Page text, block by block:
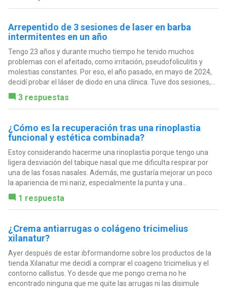
Arrepentido de 3 sesiones de laser en barba
intermitentes en un año
Tengo 23 años y durante mucho tiempo he tenido muchos
problemas con el afeitado, como irritación, pseudofoliculitis y
molestias constantes. Por eso, el año pasado, en mayo de 2024,
decidí probar el láser de diodo en una clínica. Tuve dos sesiones,...
3 respuestas
¿Cómo es la recuperación tras una rinoplastia
funcional y estética combinada?
Estoy considerando hacerme una rinoplastia porque tengo una
ligera desviación del tabique nasal que me dificulta respirar por
una de las fosas nasales. Además, me gustaría mejorar un poco
la apariencia de mi nariz, especialmente la punta y una...
1 respuesta
¿Crema antiarrugas o colágeno tricimelius
xilanatur?
Ayer después de estar ibformandome sobre los productos de la
tienda Xilanatur me decidí a comprar el coageno tricimelius y el
contorno callistus. Yo desde que me pongo crema no he
encontrado ninguna que me quite las arrugas ni las disimule